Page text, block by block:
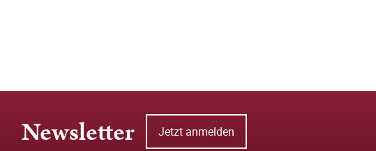
Newsletter Jetzt anmelden